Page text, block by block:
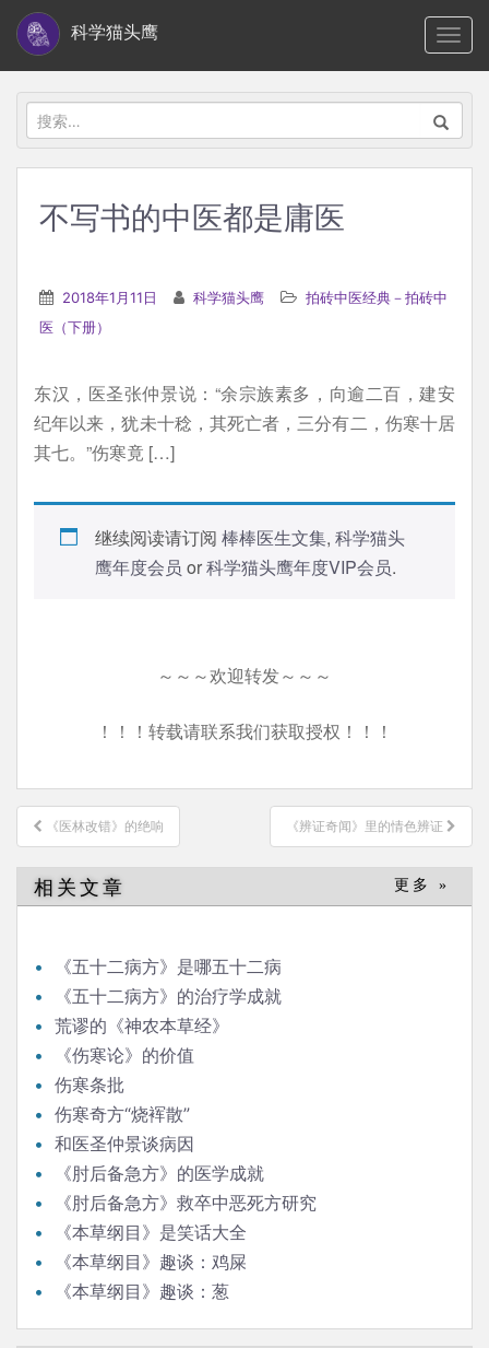
i
科学猫头鹰
搜
索：
不写书的中医都是庸医
2018年1月11日 科学猫头鹰
拍砖中医经典－拍砖中
医（下册）
东汉，医圣张仲景说：“余宗族素多，向逾二百，建安
纪年以来，犹未十稔，其死亡者，三分有二，伤寒十居
其七。”伤寒竟 […]
继续阅读请订阅 棒棒医生文集, 科学猫头
鹰年度会员 or科学猫头鹰年度VIP会员.
～～～欢迎转发～～～
！！！转载请联系我们获取授权！！！
文
章
导
航
《医林改错》的绝响 《辨证奇闻》里的情色辨证
相关文章 更多 »
《五十二病方》是哪五十二病
《五十二病方》的治疗学成就
荒谬的《神农本草经》
《伤寒论》的价值
伤寒条批
伤寒奇方“烧裈散”
和医圣仲景谈病因
《肘后备急方》的医学成就
《肘后备急方》救卒中恶死方研究
《本草纲目》是笑话大全
《本草纲目》趣谈：鸡屎
《本草纲目》趣谈：葱